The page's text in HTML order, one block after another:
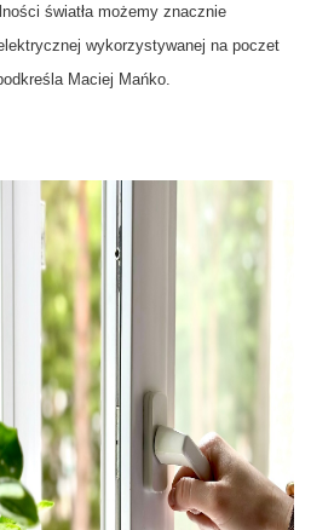
światła możemy znacznie
wykorzystywanej na poczet
Maciej Mańko.